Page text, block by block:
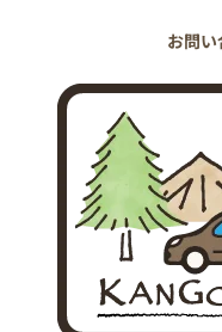
お問